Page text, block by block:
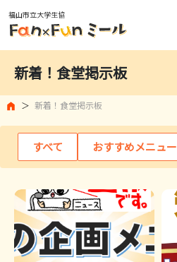
福山市立大学生協
新着！食堂掲示板
新着！食堂掲示板
すべて おすすめメニュー